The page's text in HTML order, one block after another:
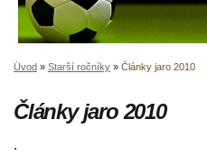
Úvod » Starší ročníky » Články jaro 2010
Články jaro 2010
.